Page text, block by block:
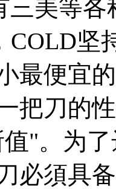
三美等
COLD
最便宜
把刀的
"。为
必須具